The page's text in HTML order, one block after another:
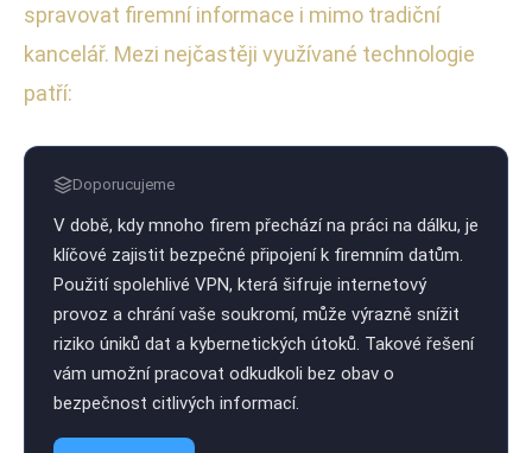
spravovat firemní informace i mimo tradiční
kancelář. Mezi nejčastěji využívané technologie
patří:
Doporucujeme
V době, kdy mnoho firem přechází na práci na dálku, je
klíčové zajistit bezpečné připojení k firemním datům.
Použití spolehlivé VPN, která šifruje internetový
provoz a chrání vaše soukromí, může výrazně snížit
riziko úniků dat a kybernetických útoků. Takové řešení
vám umožní pracovat odkudkoli bez obav o
bezpečnost citlivých informací.